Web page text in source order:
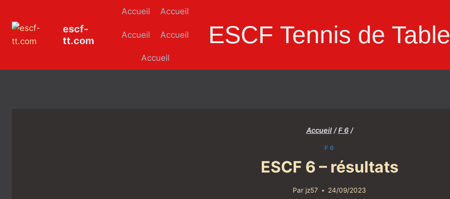
contenu
escf-
tt.com
Accueil Accueil
Accueil Accueil
Accueil
ESCF Tennis de Table
Accueil / F 6 /
F 6
ESCF 6 – résultats
Par jz57 24/09/2023